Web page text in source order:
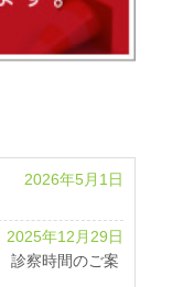
2026年5月1日
2025年12月29日
察時間のご案